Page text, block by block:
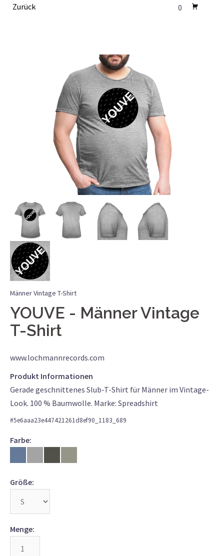
Zurück 0
Männer Vintage T-Shirt
YOUVE
Männer Vintage
T-Shirt
www.lochmannrecords.com
Produkt Informationen
Gerade geschnittenes Slub-T-Shirt für Männer im Vintage-
Look. 100 % Baumwolle. Marke: Spreadshirt
#5e6aaa23e447421261d8ef90_1183_689
Farbe:
Größe:
Menge: